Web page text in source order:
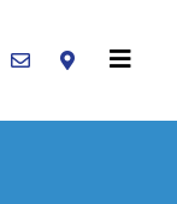
Buscar